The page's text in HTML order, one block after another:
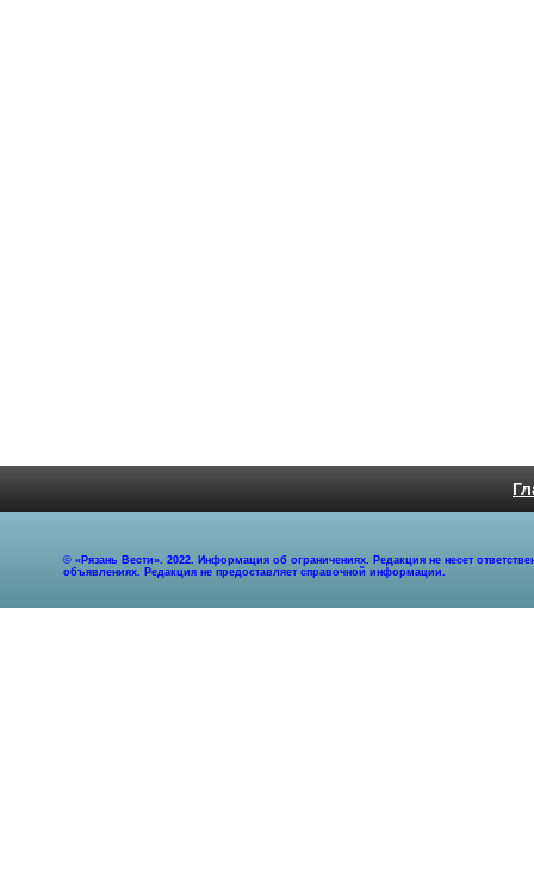
© «Рязань Вести». 2022. Информация об ограничениях. Редакция не несет
объявлениях. Редакция не предоставляет справочной информации.